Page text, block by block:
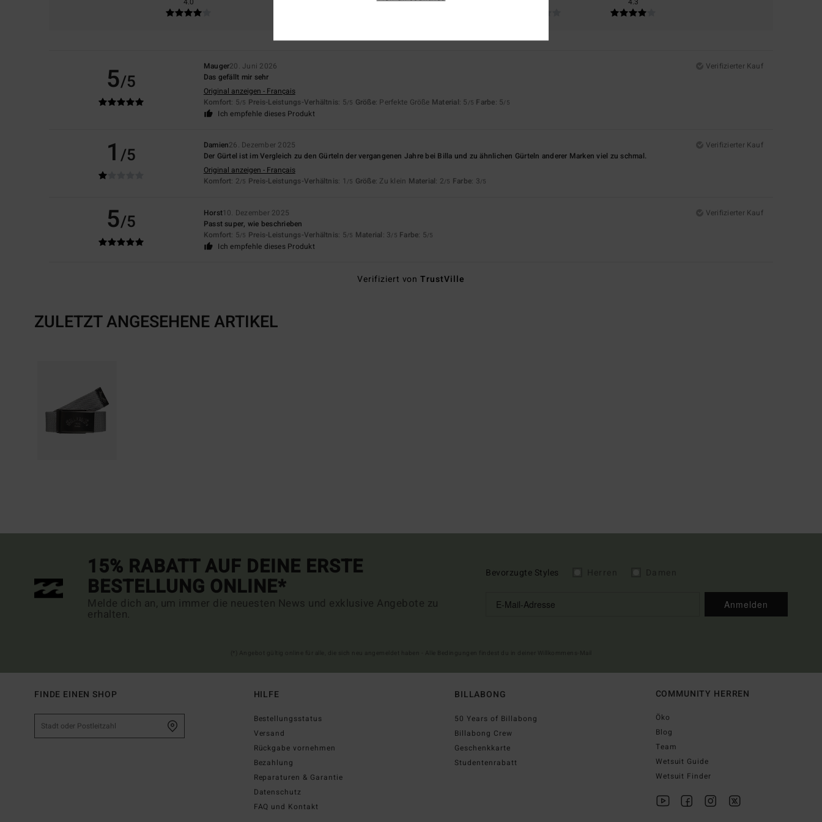
5/5
Mauger20. Juni 2026
Verifizierter Kauf
Das gefällt mir sehr
Original anzeigen - Français
Komfort: 5/5 Preis-Leistungs-Verhältnis: 5/5 Größe: Perfekte Größe Material: 5 /5 Farbe: 5/5
Ich empfehle dieses Produkt
1 /5 Damien26. Dezember 2025
Verifizierter Kauf
Der Gürtel ist im Vergleich zu den Gürteln der vergangenen Jahre bei Billa und zu ähnlichen Gürteln anderer Marken viel zu schmal.
Original anzeigen - Français
Komfort: 2/5 Preis-Leistungs-Verhältnis: 1 /5 Größe: Zu klein Material: 2/5 Farbe: 3/5
5/5 Horst10. Dezember 2025
Verifizierter Kauf
Passt super, wie beschrieben
Komfort: 5/5 Preis-Leistungs-Verhältnis: 5/5 Material: 3/5 Farbe: 5/5
Ich empfehle dieses Produkt
Verifiziert vonTrustVille
ZULETZT ANGESEHENE ARTIKEL
15% RABATT AUF DEINE ERSTE
BESTELLUNG ONLINE*
Melde dich an, um immer die neuesten News und exklusive Angebote zu
erhalten.
Bevorzugte Styles
Anmelden
FINDE EINEN SHOP HILFE
Bestellungsstatus
Versand
Rückgabe vornehmen
Bezahlung
Reparaturen & Garantie
Datenschutz
FAQ und Kontakt
BILLABONG
50 Years of Billabong
Billabong Crew
Geschenkkarte
Studentenrabatt
COMMUNITY HERREN
Öko
Blog
Team
Wetsuit Guide
Wetsuit Finder